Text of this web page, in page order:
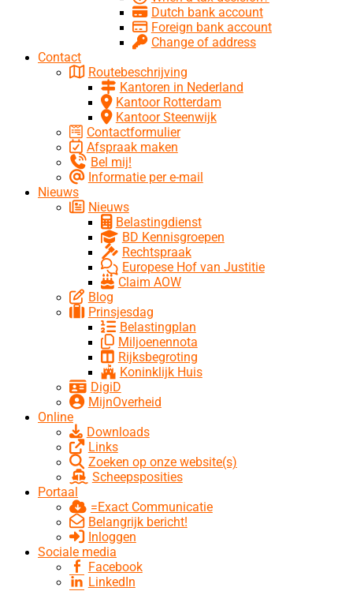
Dutch bank account
Foreign bank account
Change of address
Contact
Routebeschrijving
Kantoren in Nederland
Kantoor Rotterdam
Kantoor Steenwijk
Contactformulier
Afspraak maken
Bel mij!
Informatie per e-mail
Nieuws
Nieuws
Belastingdienst
BD Kennisgroepen
Rechtspraak
Europese Hof van Justitie
Claim AOW
Blog
Prinsjesdag
Belastingplan
Miljoenennota
Rijksbegroting
Koninklijk Huis
DigiD
MijnOverheid
Online
Downloads
Links
Zoeken op onze website(s)
Scheepsposities
Portaal
=Exact Communicatie
Belangrijk bericht!
Inloggen
Sociale media
Facebook
LinkedIn